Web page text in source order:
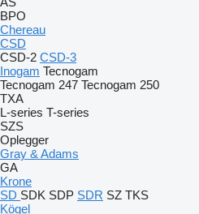
BPO
Chereau
CSD
CSD-2 CSD-3
Inogam Tecnogam
Tecnogam 247 Tecnogam 250
TXA
L-series T-series
SZS
Oplegger
Gray & Adams
GA
Krone
SD SDK SDP SDR SZ TKS
Kögel